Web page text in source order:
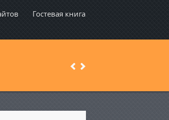
Гостевая книга
Previous